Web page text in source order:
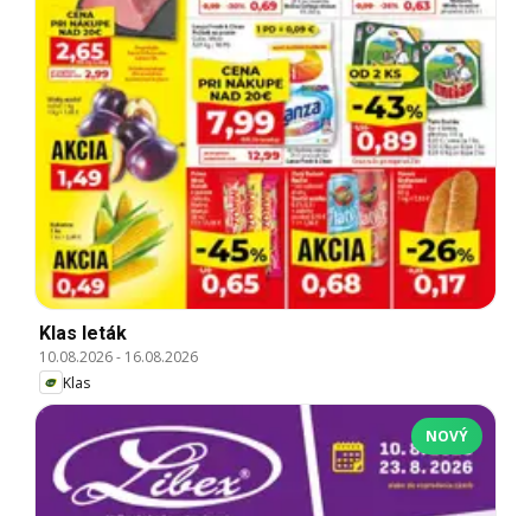
Klas leták
10.08.2026- 16.08.2026
Klas
NOVÝ